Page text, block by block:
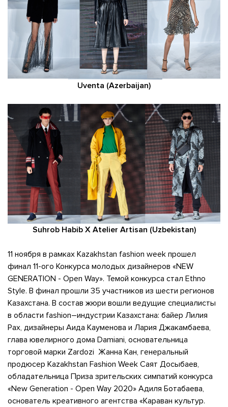
Uventa (Azerbaijan)
Suhrob Habib X Atelier Artisan (Uzbekistan)
11 ноября в рамках Kazakhstan fashion week прошел
финал 11-ого Конкурса молодых дизайнеров «NEW
GENERATION - Open Way». Темой конкурса стал Ethno
Style. В финал прошли 35 участников из шести регионов
Казахстана. В состав жюри вошли ведущие специалисты ​
в области fashion–индустрии Казахстана: байер Лилия
Рах, дизайнеры Аида Кауменова и Лария Джакамбаева,
глава ювелирного дома Damiani, основательница
торговой марки Zardozi ​ Жанна Кан, генеральный
продюсер Kazakhstan Fashion Week Саят Досыбаев,
обладательница Приза зрительских симпатий конкурса
«New Generation - Open Way 2020» Адиля Ботабаева,
основатель креативного агентства «Караван культур.